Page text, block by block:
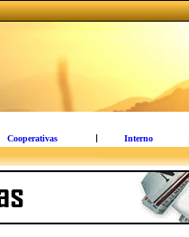
Cooperativas Interno